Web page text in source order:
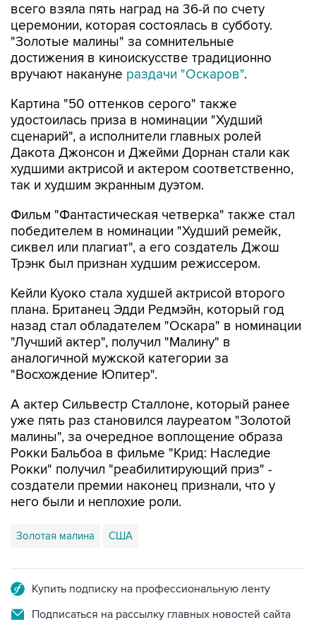
всего взяла пять наград на 36-й по счету
церемонии, которая состоялась в субботу.
"Золотые малины" за сомнительные
достижения в киноискусстве традиционно
вручают накануне раздачи "Оскаров".
Картина "50 оттенков серого" также
удостоилась приза в номинации "Худший
сценарий", а исполнители главных ролей
Дакота Джонсон и Джейми Дорнан стали как
худшими актрисой и актером соответственно,
так и худшим экранным дуэтом.
Фильм "Фантастическая четверка" также стал
победителем в номинации "Худший ремейк,
сиквел или плагиат", а его создатель Джош
Трэнк был признан худшим режиссером.
Кейли Куоко стала худшей актрисой второго
плана. Британец Эдди Редмэйн, который год
назад стал обладателем "Оскара" в номинации
"Лучший актер", получил "Малину" в
аналогичной мужской категории за
"Восхождение Юпитер".
А актер Сильвестр Сталлоне, который ранее
уже пять раз становился лауреатом "Золотой
малины", за очередное воплощение образа
Рокки Бальбоа в фильме "Крид: Наследие
Рокки" получил "реабилитирующий приз" -
создатели премии наконец признали, что у
него были и неплохие роли.
Золотая малина США
Купить подписку на профессиональную ленту
Подписаться на рассылку главных новостей сайта